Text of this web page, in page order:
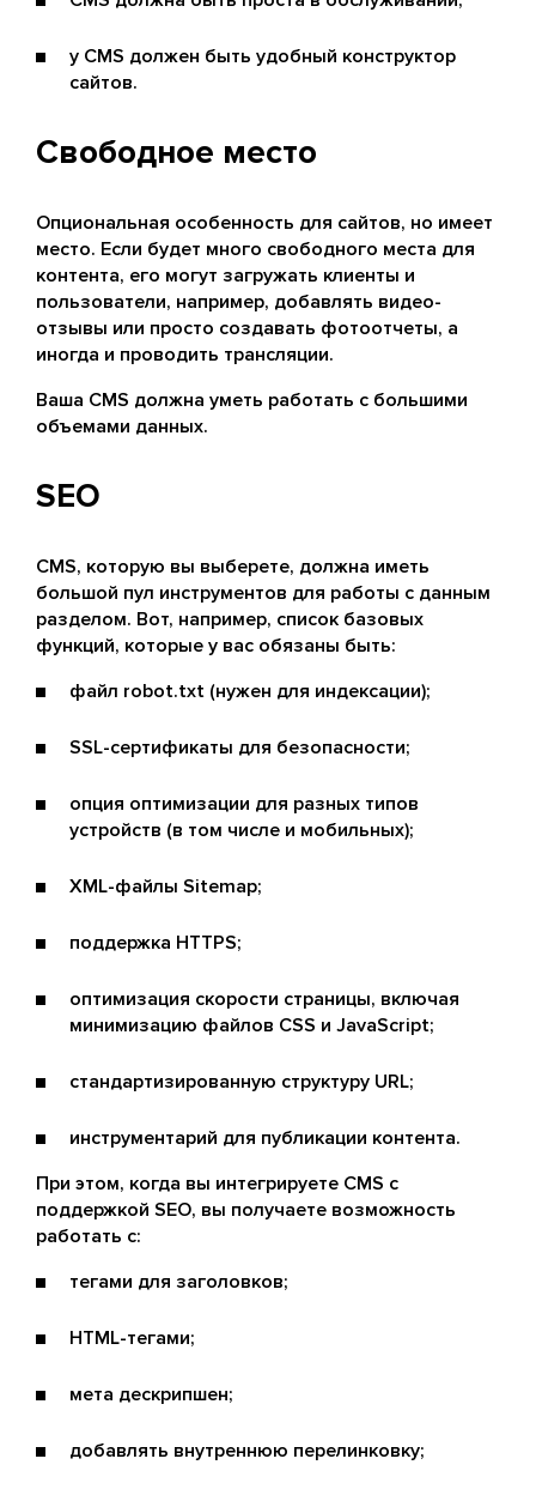
у CMS должен быть удобный конструктор
сайтов.
Свободное место
Опциональная особенность для сайтов, но имеет
место. Если будет много свободного места для
контента, его могут загружать клиенты и
пользователи, например, добавлять видео-
отзывы или просто создавать фотоотчеты, а
иногда и проводить трансляции.
Ваша CMS должна уметь работать с большими
объемами данных.
SEO
CMS, которую вы выберете, должна иметь
большой пул инструментов для работы с данным
разделом. Вот, например, список базовых
функций, которые у вас обязаны быть:
файл robot.txt (нужен для индексации);
SSL-сертификаты для безопасности;
опция оптимизации для разных типов
устройств (в том числе и мобильных);
XML-файлы Sitemap;
поддержка HTTPS;
оптимизация скорости страницы, включая
минимизацию файлов CSS и JavaScript;
стандартизированную структуру URL;
инструментарий для публикации контента.
При этом, когда вы интегрируете CMS с
поддержкой SEO, вы получаете возможность
работать с:
тегами для заголовков;
HTML-тегами;
мета дескрипшен;
добавлять внутреннюю перелинковку;